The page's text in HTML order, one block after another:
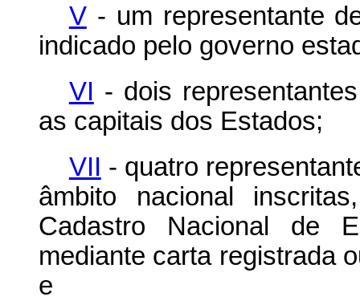
V- um representante
indicado pelo governo
VI - dois
as capitais dos Estados;
VII - quatro
âmbito nacional
Cadastro Nacional de
mediante carta registrada
e